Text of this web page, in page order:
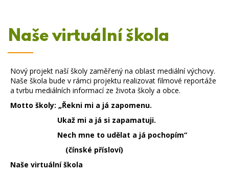
Naše virtuální škola
Nový projekt naší školy zaměřený na oblast mediální výchovy.
Naše škola bude v rámci projektu realizovat filmové reportáže
a tvrbu mediálních informací ze života školy a obce.
Motto školy: „Řekni mi a já zapomenu.
Ukaž mi a já si zapamatuji.
Nech mne to udělat a já pochopím“
(čínské přísloví)
Naše virtuální škola